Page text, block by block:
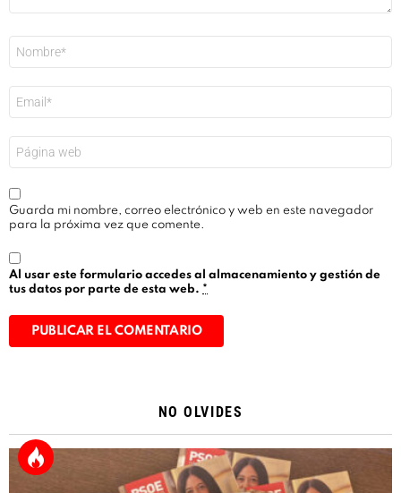
electrónico
*
Guarda mi nombre, correo electrónico y web en este navegador
para la próxima vez que comente.
Al usar este formulario accedes al almacenamiento y gestión de
tus datos por parte de esta web. *
NO OLVIDES